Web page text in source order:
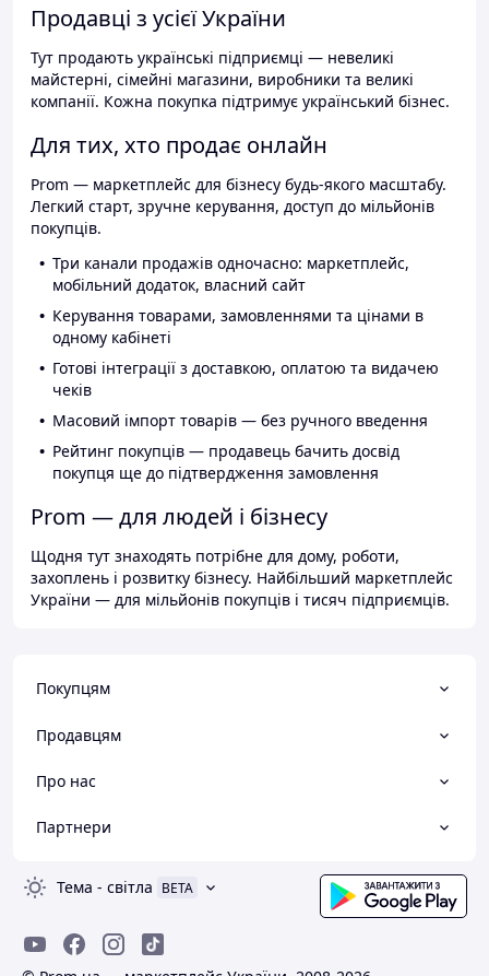
Продавці з усієї України
Тут продають українські підприємці — невеликі
майстерні, сімейні магазини, виробники та великі
компанії. Кожна покупка підтримує український бізнес.
Для тих, хто продає онлайн
Prom — маркетплейс для бізнесу будь-якого масштабу.
Легкий старт, зручне керування, доступ до мільйонів
покупців.
Три канали продажів одночасно: маркетплейс,
мобільний додаток, власний сайт
Керування товарами, замовленнями та цінами в
одному кабінеті
Готові інтеграції з доставкою, оплатою та видачею
чеків
Масовий імпорт товарів — без ручного введення
Рейтинг покупців — продавець бачить досвід
покупця ще до підтвердження замовлення
Prom — для людей і бізнесу
Щодня тут знаходять потрібне для дому, роботи,
захоплень і розвитку бізнесу. Найбільший маркетплейс
України — для мільйонів покупців і тисяч підприємців.
Покупцям
Продавцям
Про нас
Партнери
Тема - світла BETA